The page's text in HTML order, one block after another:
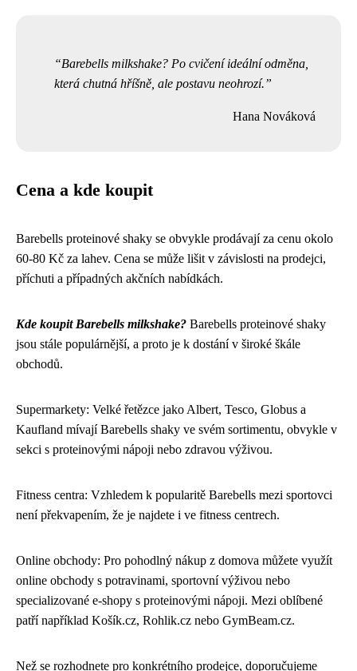
Barebells milkshake? Po cvičení ideální odměna,
která chutná hříšně, ale postavu neohrozí.
Hana Nováková
Cena a kde koupit
Barebells proteinové shaky se obvykle prodávají za cenu okolo
60-80 Kč za lahev. Cena se může lišit v závislosti na prodejci,
příchuti a případných akčních nabídkách.
Kde koupit Barebells milkshake? Barebells proteinové shaky
jsou stále populárnější, a proto je k dostání v široké škále
obchodů.
Supermarkety: Velké řetězce jako Albert, Tesco, Globus a
Kaufland mívají Barebells shaky ve svém sortimentu, obvykle v
sekci s proteinovými nápoji nebo zdravou výživou.
Fitness centra: Vzhledem k popularitě Barebells mezi sportovci
není překvapením, že je najdete i ve fitness centrech.
Online obchody: Pro pohodlný nákup z domova můžete využít
online obchody s potravinami, sportovní výživou nebo
specializované e-shopy s proteinovými nápoji. Mezi oblíbené
patří například Košík.cz, Rohlik.cz nebo GymBeam.cz.
Než se rozhodnete pro konkrétního prodejce, doporučujeme